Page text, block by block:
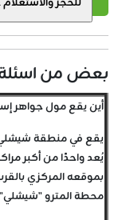
بعض من اسئلة
أين يقع مول جواهر
يقع في منطقة شيشلي
يُعد واحدًا من أكبر
بموقعه المركزي
محطة المترو